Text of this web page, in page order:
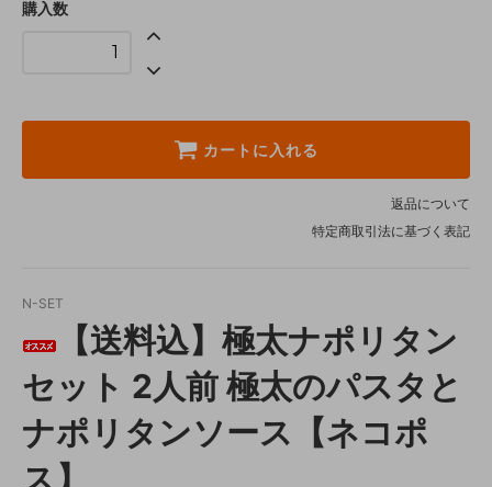
購入数
カートに入れる
返品について
特定商取引法に基づく表記
N-SET
【送料込】極太ナポリタン
セット 2人前 極太のパスタと
ナポリタンソース【ネコポ
ス】